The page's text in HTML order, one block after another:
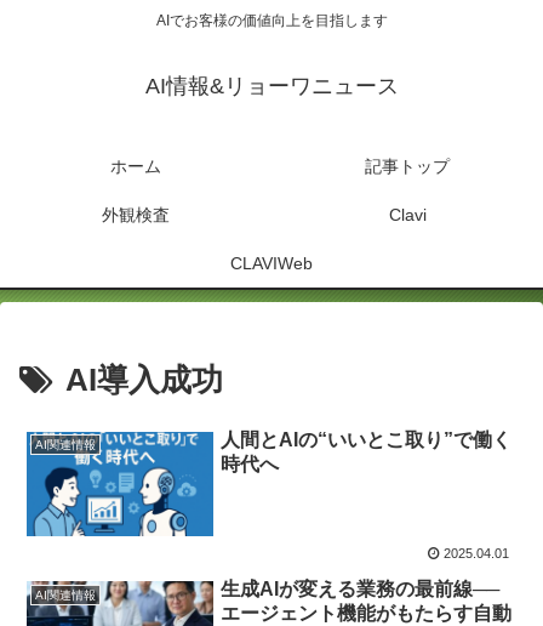
AIでお客様の価値向上を目指します
AI情報&リョーワニュース
ホーム 記事トップ
外観検査 Clavi
CLAVIWeb
AI導入成功
AI関連情報
人間とAIの“いいとこ取り”で働く
時代へ
2025.04.01
AI関連情報
生成AIが変える業務の最前線──
エージェント機能がもたらす自動